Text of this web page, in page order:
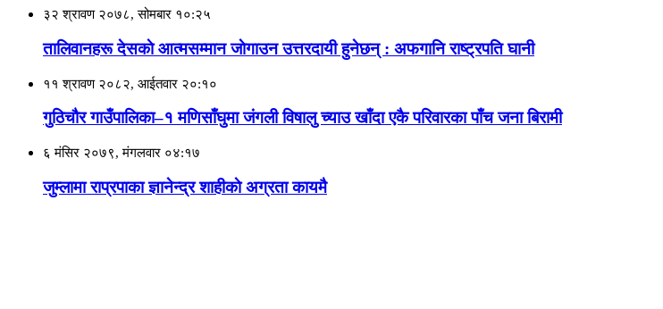
३२ श्रावण २०७८, सोमबार १०:२५
तालिवानहरू देसकाे आत्मसम्मान जाेगाउन उत्तरदायी हुनेछन् : अफगानि राष्ट्रपति घानी
११ श्रावण २०८२, आईतवार २०:१०
गुठिचौर गाउँपालिका–१ मणिसाँघुमा जंगली विषालु च्याउ खाँदा एकै परिवारका पाँच जना बिरामी
६ मंसिर २०७९, मंगलवार ०४:१७
जुम्लामा राप्रपाका ज्ञानेन्द्र शाहीकाे अग्रता कायमै